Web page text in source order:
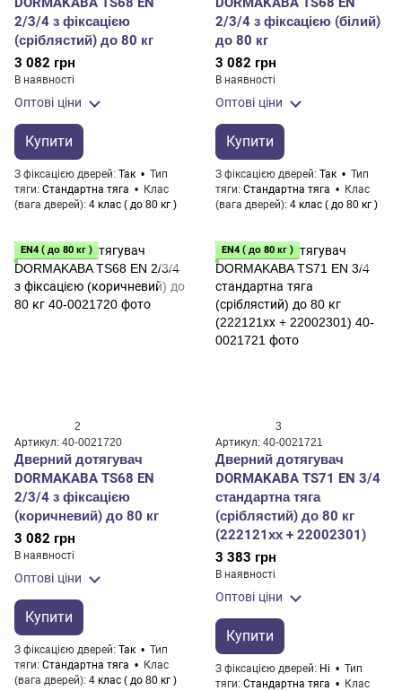
2/3/4 з фіксацією
(сріблястий) до 80 кг
3 082 грн
В наявності
Оптові ціни
Купити
З фіксацією дверей Так
Тип
тяги Стандартна тяга
Клас
(вага дверей) 4 клас ( до 80 кг )
2/3/4 з фіксацією (білий)
до 80 кг
3 082 грн
В наявності
Оптові ціни
Купити
З фіксацією дверей Так
Тип
тяги Стандартна тяга
Клас
(вага дверей) 4 клас ( до 80 кг )
EN4 ( до 80 кг )
2
Артикул: 40-0021720
Дверний дотягувач
DORMAKABA TS68 EN
2/3/4 з фіксацією
(коричневий) до 80 кг
3 082 грн
В наявності
Оптові ціни
Купити
З фіксацією дверей Так
Тип
тяги Стандартна тяга
Клас
(вага дверей) 4 клас ( до 80 кг )
EN4 ( до 80 кг )
3
Артикул: 40-0021721
Дверний дотягувач
DORMAKABA TS71 EN 3/4
стандартна тяга
(сріблястий) до 80 кг
(222121хх + 22002301)
3 383 грн
В наявності
Оптові ціни
Купити
З фіксацією дверей Ні
Тип
тяги Стандартна тяга
Клас